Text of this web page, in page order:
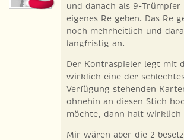
und danach als 9-Trümpfer
eigenes Re geben. Das Re
noch mehrheitlich und
langfristig an.
Der Kontraspieler legt mit
wirklich eine der
Verfügung stehenden
ohnehin an diesen Stich
möchte, dann halt wirklich
Mir wären aber die 2